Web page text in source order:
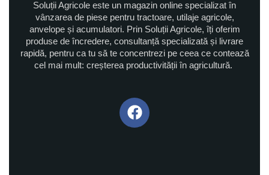
Soluții Agricole este un magazin online specializat în
vânzarea de piese pentru tractoare, utilaje agricole,
anvelope și acumulatori. Prin Soluții Agricole, îți oferim
produse de încredere, consultanță specializată și livrare
rapidă, pentru ca tu să te concentrezi pe ceea ce contează
cel mai mult: creșterea productivității în agricultură.